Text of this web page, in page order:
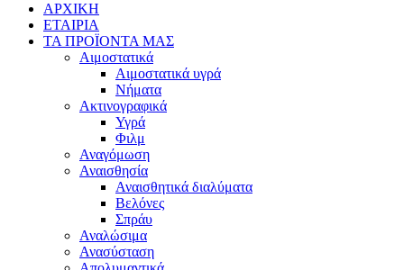
ΑΡΧΙΚΗ
ΕΤΑΙΡΙΑ
ΤΑ ΠΡΟΪΟΝΤΑ ΜΑΣ
Αιμοστατικά
Αιμοστατικά υγρά
Νήματα
Ακτινογραφικά
Υγρά
Φιλμ
Αναγόμωση
Αναισθησία
Αναισθητικά διαλύματα
Βελόνες
Σπράυ
Αναλώσιμα
Ανασύσταση